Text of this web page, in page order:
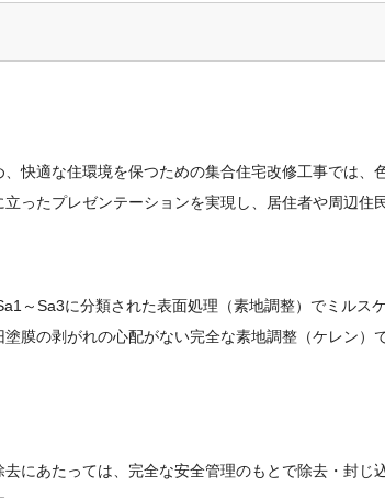
快適な住環境を保つための集合住宅改修工事では、
ったプレゼンテーションを実現し、居住者や周辺住
～Sa3に分類された表面処理（素地調整）でミルス
膜の剥がれの心配がない完全な素地調整（ケレン）
にあたっては、完全な安全管理のもとで除去・封